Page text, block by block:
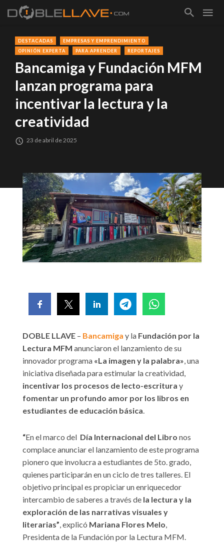
DESTACADAS
EMPRESAS Y EMPRENDIMIENTO
OPINIÓN EXPERTA
PARA APRENDER REPORTAJES
Bancamiga y Fundación MFM
lanzan programa para
incentivar la lectura y la
creatividad
23 de abril de 2025
DOBLE LLAVE – Bancamiga y la Fundación por la
Lectura MFM anunciaron el lanzamiento de su
innovador programa «La imagen y la palabra», una
iniciativa diseñada para estimular la creatividad,
incentivar los procesos de lecto-escritura y
fomentar un profundo amor por los libros en
estudiantes de educación básica.
“En el marco del Día Internacional del Libro nos
complace anunciar el lanzamiento de este programa
pionero que involucra a estudiantes de 5to. grado,
quienes participarán en un ciclo de tres talleres. El
objetivo principal es propiciar un enriquecedor
intercambio de saberes a través de la lectura y la
exploración de las narrativas visuales y
literarias”, explicó Mariana Flores Melo,
Presidenta de la Fundación por la Lectura MFM.